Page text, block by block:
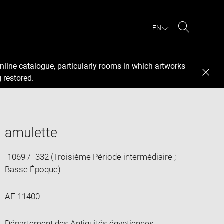
EN
catalogue, particularly rooms in which artworks
restored.
amulette
-1069 / -332 (Troisième Période intermédiaire ;
Basse Époque)
AF 11400